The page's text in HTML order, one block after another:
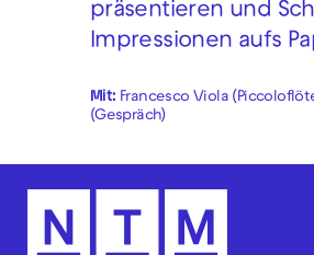
präsentieren und
Impressionen aufs
Mit: Francesco Viola
(Gespräch)